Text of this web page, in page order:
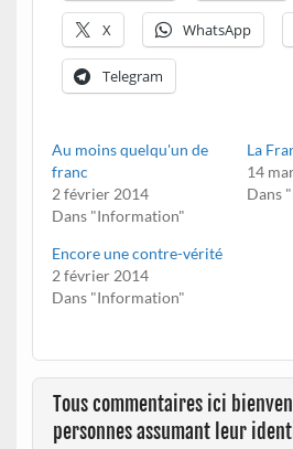
X WhatsApp
Telegram
Au moins quelqu'un de
franc
2 février 2014
Dans "Information"
La
14
Dans
Encore une contre-vérité
2 février 2014
Dans "Information"
Tous commentaires ici
personnes assumant leur